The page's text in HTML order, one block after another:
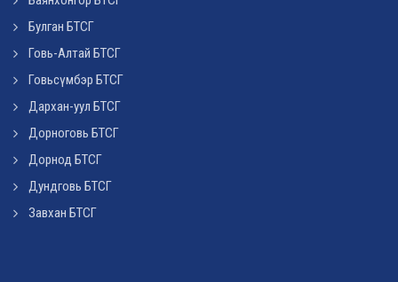
Булган БТСГ
Говь-Алтай БТСГ
Говьсүмбэр БТСГ
Дархан-уул БТСГ
Дорноговь БТСГ
Дорнод БТСГ
Дундговь БТСГ
Завхан БТСГ